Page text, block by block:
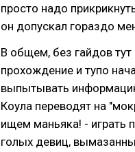
просто надо
он допускал гораздо
В общем, без гайдов
прохождение и тупо
выпытывать
Коула переводят на
ищем маньяка! - играть
голых девиц,